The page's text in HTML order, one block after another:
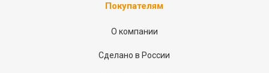
Покупателям
О компании
Сделано в России